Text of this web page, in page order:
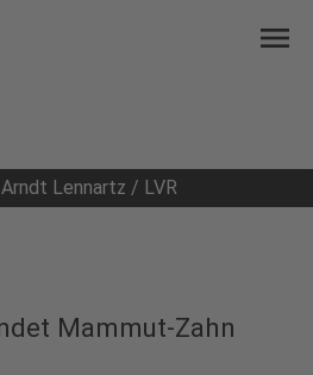
menu
Lennartz / LVR
Mammut-Zahn